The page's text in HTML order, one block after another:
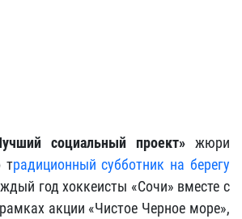
социальный проект» жюри
традиционный субботник на берегу
год хоккеисты «Сочи» вместе с
акции «Чистое Черное море»,